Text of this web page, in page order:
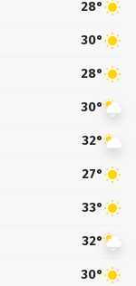
28°
30°
28°
30°
32°
27°
33°
32°
30°